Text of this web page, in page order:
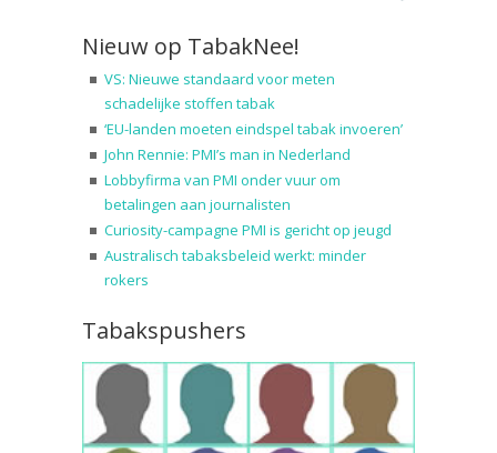
Nieuw op TabakNee!
VS: Nieuwe standaard voor meten
schadelijke stoffen tabak
‘EU-landen moeten eindspel tabak invoeren’
John Rennie: PMI’s man in Nederland
Lobbyfirma van PMI onder vuur om
betalingen aan journalisten
Curiosity-campagne PMI is gericht op jeugd
Australisch tabaksbeleid werkt: minder
rokers
Tabakspushers